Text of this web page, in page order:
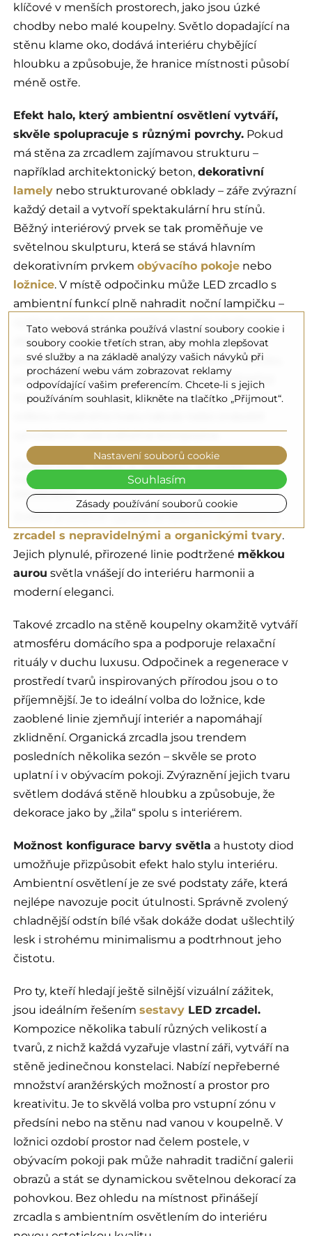
klíčové v menších prostorech, jako jsou úzké
chodby nebo malé koupelny. Světlo dopadající na
stěnu klame oko, dodává interiéru chybějící
hloubku a způsobuje, že hranice místnosti působí
méně ostře.
Efekt halo, který ambientní osvětlení vytváří,
skvěle spolupracuje s různými povrchy. Pokud
má stěna za zrcadlem zajímavou strukturu –
například architektonický beton,dekorativní
lamely nebo strukturované obklady – záře zvýrazní
každý detail a vytvoří spektakulární hru stínů.
Běžný interiérový prvek se tak proměňuje ve
světelnou skulpturu, která se stává hlavním
dekorativním prvkemobývacího pokoje nebo
ložnice. V místě odpočinku může LED zrcadlo s
ambientní funkcí plně nahradit noční lampičku –
vydává uklidňující, rozptýlené světlo ideální pro
zklidnění před spánkem. V reprezentativním
prostoru pak pomáhá navodit atmosféru luxusu,
podtrhuje styl interiéru a dodává mu jedinečný
moderní nádech. Tento efekt lze dále umocnit
vytvořením celé světelné kompozice.
Organické tvary a sestavy zrcadel –
nástěnné šperky v ambientním
osvětlení
Zvláště působivě vypadá ambientníosvětleníu
zrcadel s nepravidelnými a organickými tvary.
Jejich plynulé, přirozené linie podtržené měkkou
aurou světla vnášejí do interiéru harmonii a
moderní eleganci.
Takové zrcadlo na stěně koupelny okamžitě vytváří
atmosféru domácího spa a podporuje relaxační
rituály v duchu luxusu. Odpočinek a regenerace v
prostředí tvarů inspirovaných přírodou jsou o to
příjemnější. Je to ideální volba do ložnice, kde
zaoblené linie zjemňují interiér a napomáhají
zklidnění. Organická zrcadla jsou trendem
posledních několika sezón – skvěle se proto
uplatní i v obývacím pokoji. Zvýraznění jejich tvaru
světlem dodává stěně hloubku a způsobuje, že
dekorace jako by „žila“ spolu s interiérem.
Možnost konfigurace barvy světla a hustoty diod
umožňuje přizpůsobit efekt halo stylu interiéru.
Ambientní osvětlení je ze své podstaty záře, která
nejlépe navozuje pocit útulnosti. Správně zvolený
chladnější odstín bílé však dokáže dodat ušlechtilý
lesk i strohému minimalismu a podtrhnout jeho
čistotu.
Pro ty, kteří hledají ještě silnější vizuální zážitek,
jsou ideálním řešenímsestavy LED zrcadel.
Kompozice několika tabulí různých velikostí a
tvarů, z nichž každá vyzařuje vlastní záři, vytváří na
stěně jedinečnou konstelaci. Nabízí nepřeberné
množství aranžérských možností a prostor pro
kreativitu. Je to skvělá volba pro vstupní zónu v
předsíni nebo na stěnu nad vanou v koupelně. V
ložnici ozdobí prostor nad čelem postele, v
obývacím pokoji pak může nahradit tradiční galerii
obrazů a stát se dynamickou světelnou dekorací za
pohovkou. Bez ohledu na místnost přinášejí
zrcadla s ambientním osvětlením do interiéru
Tato webová stránka používá vlastní soubory cookie i
soubory cookie třetích stran, aby mohla zlepšovat
své služby a na základě analýzy vašich návyků při
procházení webu vám zobrazovat reklamy
odpovídající vašim preferencím. Chcete-li s jejich
používáním souhlasit, klikněte na tlačítko „Přijmout“.
Zásady používání souborů cookie
Nastavení souborů cookie
Souhlasím